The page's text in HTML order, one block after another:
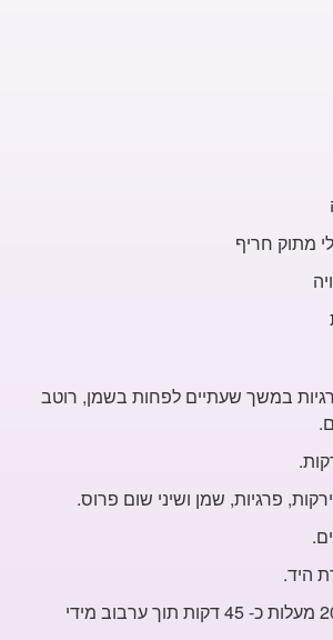
מתוק חריף
במשך שעתיים לפחות בשמן, רוטב
פרגיות, שמן ושיני שום פרוס.
היד.
תוך ערבוב מידי